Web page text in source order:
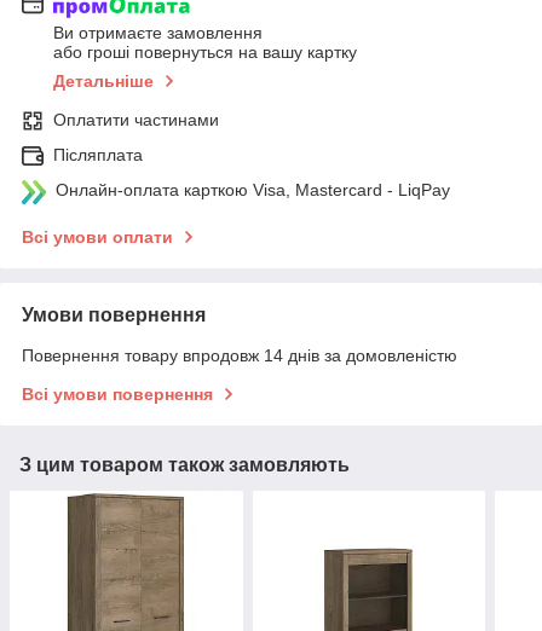
Ви отримаєте замовлення
або гроші повернуться на вашу картку
Детальніше
Оплатити частинами
Післяплата
Онлайн-оплата карткою Visa, Mastercard - LiqPay
Всі умови оплати
Умови повернення
Повернення товару впродовж 14 днів за домовленістю
Всі умови повернення
З цим товаром також замовляють